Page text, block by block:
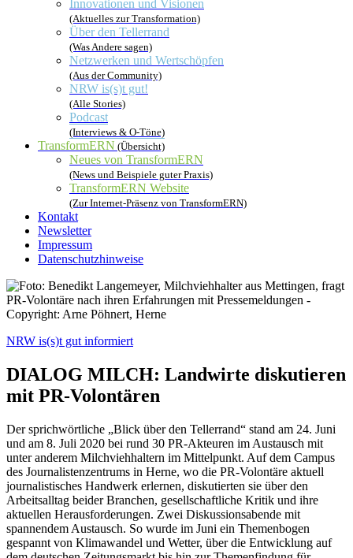
Innovationen und Visionen
(Aktuelles zur Transformation)
Über den Tellerrand
(Was Andere sagen)
Netzwerken und Wertschöpfen
(Aus der Community)
NRW is(s)t gut!
(Alle Stories)
Podcast
(Interviews & O-Töne)
TransformERN (Übersicht)
Neues von TransformERN
(News und Beispiele guter Praxis)
TransformERN Website
(Zur Internet-Präsenz von TransformERN)
Kontakt
Newsletter
Impressum
Datenschutzhinweise
NRW is(s)t gut informiert
DIALOG MILCH: Landwirte diskutieren
mit PR-Volontären
Der sprichwörtliche „Blick über den Tellerrand“ stand am 24. Juni
und am 8. Juli 2020 bei rund 30 PR-Akteuren im Austausch mit
unter anderem Milchviehhaltern im Mittelpunkt. Auf dem Campus
des Journalistenzentrums in Herne, wo die PR-Volontäre aktuell
journalistisches Handwerk erlernen, diskutierten sie über den
Arbeitsalltag beider Branchen, gesellschaftliche Kritik und ihre
aktuellen Herausforderungen. Zwei Diskussionsabende mit
spannendem Austausch. So wurde im Juni ein Themenbogen
gespannt von Klimawandel und Wetter, über die Entwicklung auf